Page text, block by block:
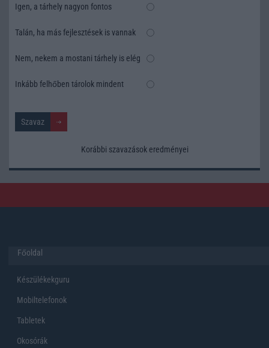
Igen, a tárhely nagyon fontos
Talán, ha más fejlesztések is vannak
Nem, nekem a mostani tárhely is elég
Inkább felhőben tárolok mindent
Korábbi szavazások eredményei
Főoldal
Készülékekguru
Mobiltelefonok
Tabletek
Okosórák